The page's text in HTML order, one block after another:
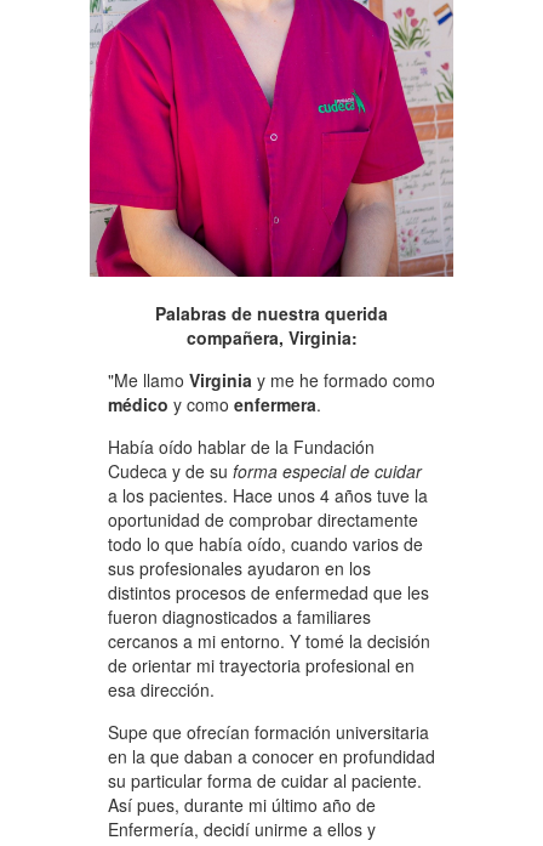
Palabras de nuestra querida
compañera, Virginia:
"Me llamo Virginia y me he formado como
médico y como enfermera.
Había oído hablar de la Fundación
Cudeca y de su forma especial de cuidar
a los pacientes. Hace unos 4 años tuve la
oportunidad de comprobar directamente
todo lo que había oído, cuando varios de
sus profesionales ayudaron en los
distintos procesos de enfermedad que les
fueron diagnosticados a familiares
cercanos a mi entorno. Y tomé la decisión
de orientar mi trayectoria profesional en
esa dirección.
Supe que ofrecían formación universitaria
en la que daban a conocer en profundidad
su particular forma de cuidar al paciente.
Así pues, durante mi último año de
Enfermería, decidí unirme a ellos y